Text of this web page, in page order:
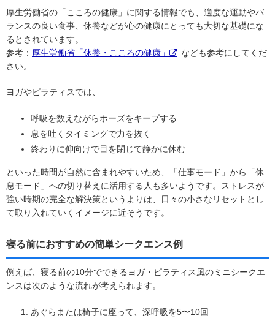
厚生労働省の「こころの健康」に関する情報でも、適度な運動やバ
ランスの良い食事、休養などが心の健康にとっても大切な基礎にな
るとされています。
参考： 厚生労働省「休養・こころの健康」
なども参考にしてくだ
さい。
ヨガやピラティスでは、
呼吸を数えながらポーズをキープする
息を吐くタイミングで力を抜く
終わりに仰向けで目を閉じて静かに休む
といった時間が自然に含まれやすいため、「仕事モード」から「休
息モード」への切り替えに活用する人も多いようです。ストレスが
強い時期の完全な解決策というよりは、日々の小さなリセットとし
て取り入れていくイメージに近そうです。
寝る前におすすめの簡単シークエンス例
例えば、寝る前の10分でできるヨガ・ピラティス風のミニシークエ
ンスは次のような流れが考えられます。
あぐらまたは椅子に座って、深呼吸を5〜10回